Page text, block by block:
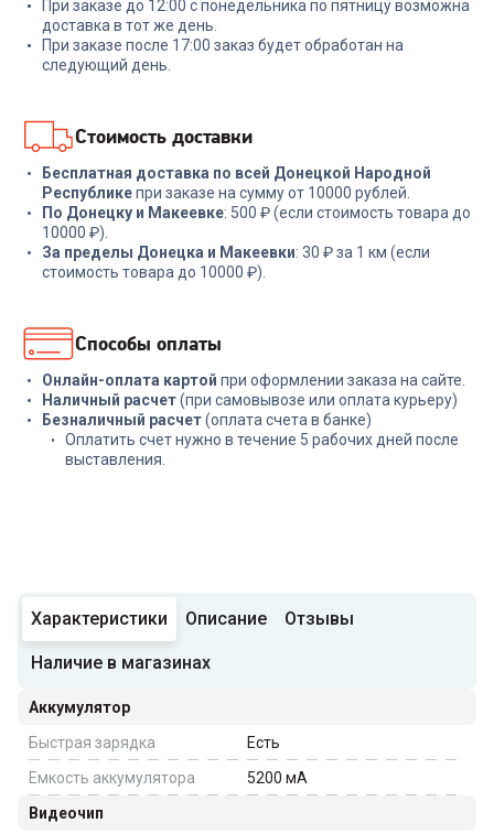
28 999₽ 1 799₽
При заказе до 12:00 с понедельника по пятницу возможна
доставка в тот же день.
При заказе после 17:00 заказ будет обработан на
следующий день.
Стоимость доставки
Бесплатная доставка по всей Донецкой Народной
Республикепри заказе на сумму от 10000 рублей.
По Донецку и Макеевке: 500 ₽ (если стоимость товара до
10000 ₽).
За пределы Донецка и Макеевки: 30 ₽ за 1 км (если
стоимость товара до 10000 ₽).
Способы оплаты
Онлайн-оплата картой при оформлении заказа на сайте.
Наличный расчет(при самовывозе или оплата курьеру)
Безналичный расчет(оплата счета в банке)
Оплатить счет нужно в течение 5 рабочих дней после
выставления.
Характеристики Описание Отзывы
Наличие в магазинах
Аккумулятор
Быстрая зарядка
Есть
Емкость аккумулятора
5200 мА
Видеочип